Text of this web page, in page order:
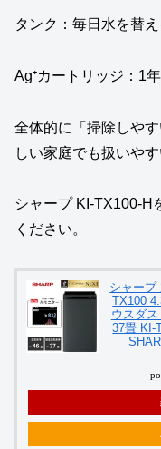
タンク：毎日水を替
Ag⁺カートリッジ：1
全体的に「掃除しや
しい家庭でも扱いやす
シャープ KI-TX100-H
ください。
シャープ
TX100
ウスダ
37畳 KI-